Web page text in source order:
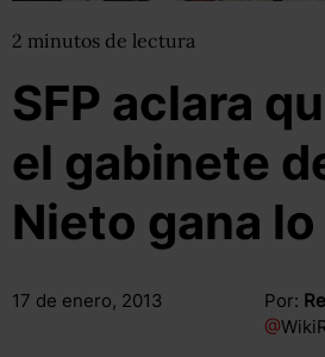
2 minutos de lectura
SFP aclara
el gabinete
Nieto gana
17 de enero, 2013 Por:
@